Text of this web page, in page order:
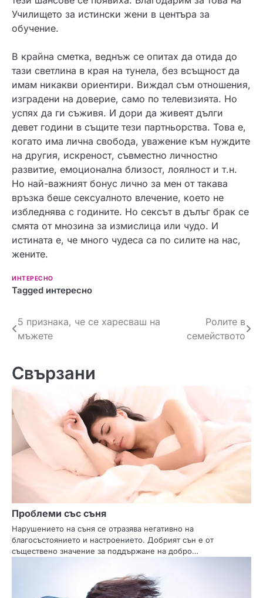
Училището за истински жени в центъра за
обучение.
В крайна сметка, веднъж се опитах да отида до
тази светлина в края на тунела, без всъщност да
имам никакви ориентири. Виждал съм отношения,
изградени на доверие, само по телевизията. Но
успях да ги съживя. И дори да живеят дълги
девет години в същите тези партньорства. Това е,
когато има лична свобода, уважение към нуждите
на другия, искреност, съвместно личностно
развитие, емоционална близост, лоялност и т.н.
Но най-важният бонус лично за мен от такава
връзка беше сексуалното влечение, което не
избледнява с годините. Но сексът в дълъг брак се
смята от мнозина за измислица или чудо. И
истината е, че много чудеса са по силите на нас,
жените.
ИНТЕРЕСНО
Tagged интересно
Навигация
5 признака, че се харесваш на
мъжете
Ролите в
семейството
Свързани
Проблеми със съня
Нарушението на съня се отразява негативно на
благосъстоянието и настроението. Добрият сън е от
съществено значение за поддържане на добро…